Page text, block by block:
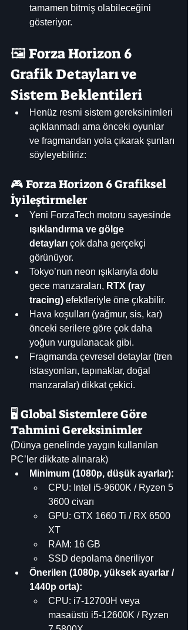
tamamen bitmiş olabileceğini
gösteriyor.
🖼️ Forza Horizon 6
Grafik Detayları ve
Sistem Beklentileri
Henüz resmi sistem gereksinimleri
açıklanmadı ama önceki oyunlar
ve fragmandan yola çıkarak şunları
söyleyebiliriz:
🎮 Forza Horizon 6 Grafiksel
İyileştirmeler
Yeni ForzaTech motoru sayesinde
ışıklandırma ve gölge
detayları çok daha gerçekçi
görünüyor.
Tokyo’nun neon ışıklarıyla dolu
gece manzaraları, RTX (ray
tracing) efektleriyle öne çıkabilir.
Hava koşulları (yağmur, sis, kar)
önceki serilere göre çok daha
yoğun vurgulanacak gibi.
Fragmanda çevresel detaylar (tren
istasyonları, tapınaklar, doğal
manzaralar) dikkat çekici.
🖥️ Global Sistemlere Göre
Tahmini Gereksinimler
(Dünya genelinde yaygın kullanılan
PC’ler dikkate alınarak)
Minimum (1080p, düşük ayarlar):
CPU: Intel i5-9600K / Ryzen 5
3600 civarı
GPU: GTX 1660 Ti / RX 6500
XT
RAM: 16 GB
SSD depolama öneriliyor
Önerilen (1080p, yüksek ayarlar /
1440p orta):
CPU: i7-12700H veya
masaüstü i5-12600K / Ryzen